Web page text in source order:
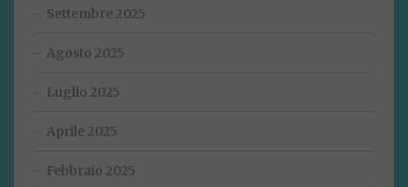
Settembre 2025
Agosto 2025
Luglio 2025
Aprile 2025
Febbraio 2025